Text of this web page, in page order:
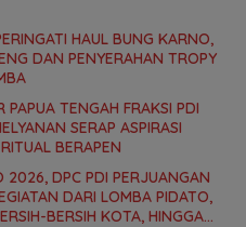
HAUL BUNG KARNO,
DAN PENYERAHAN TROPY
TENGAH FRAKSI PDI
SERAP ASPIRASI
BERAPEN
2026, DPC PDI PERJUANGAN
DARI LOMBA PIDATO,
BERSIH KOTA, HINGGA